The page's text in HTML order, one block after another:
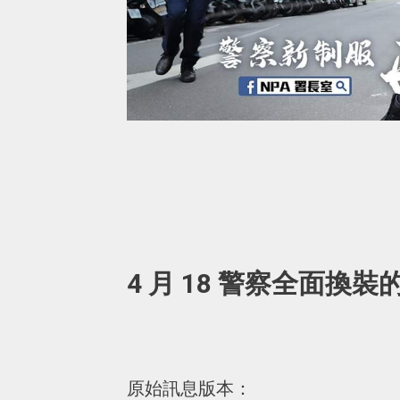
4 月 18 警察全面換裝
原始訊息版本：